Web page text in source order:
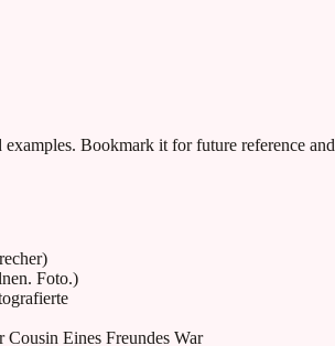
Bookmark it for future reference
Foto.)
Eines Freundes War